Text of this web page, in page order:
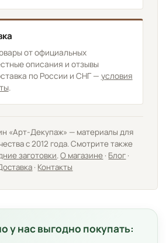
от официальных
описания и отзывы
по России и СНГ — условия
.
«Арт-Декупаж» — материалы для
с 2012 года. Смотрите также
заготовки.О магазине · Блог ·
· Контакты
у нас выгодно покупать: